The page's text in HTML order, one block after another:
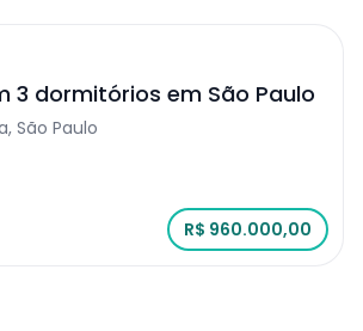
3 dormitórios em São Paulo
São Paulo
R$ 960.000,00